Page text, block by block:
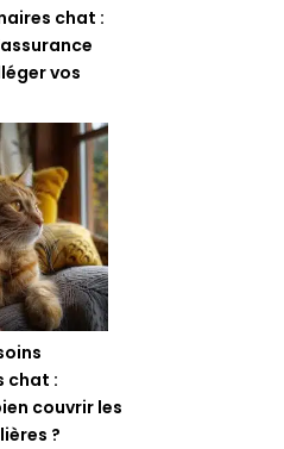
chat :
vos
chat :
couvrir les
?